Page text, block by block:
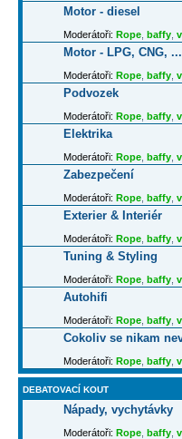
Motor - diesel
Moderátoři: Rope baffy
Motor - LPG, CNG, ...
Moderátoři: Rope baffy
Podvozek
Moderátoři: Rope baffy
Elektrika
Moderátoři: Rope baffy
Zabezpečení
Moderátoři: Rope baffy
Exterier & Interiér
Moderátoři: Rope baffy
Tuning & Styling
Moderátoři: Rope baffy
Autohifi
Moderátoři: Rope baffy
Cokoliv se nikam
Moderátoři: Rope baffy
DEBATOVACÍ KOUT
Nápady, vychytávky
Moderátoři: Rope baffy